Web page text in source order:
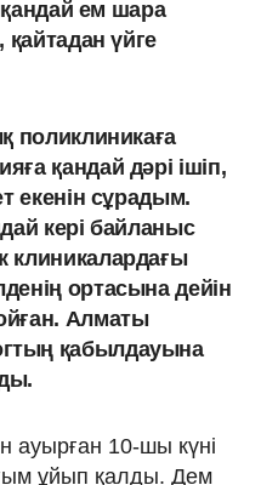
ем шара
үйге
поликлиникаға
қандай дәрі ішіп,
екенін сұрадым.
кері байланыс
клиникалардағы
ортасына дейін
Алматы
қабылдауына
ауырған 10-шы күні
ұйып қалды. Дем